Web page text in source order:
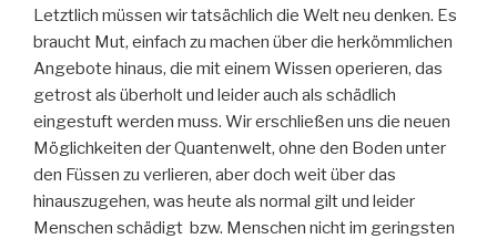
Letztlich müssen wir tatsächlich die Welt neu denken. Es
braucht Mut, einfach zu machen über die herkömmlichen
Angebote hinaus, die mit einem Wissen operieren, das
getrost als überholt und leider auch als schädlich
eingestuft werden muss. Wir erschließen uns die neuen
Möglichkeiten der Quantenwelt, ohne den Boden unter
den Füssen zu verlieren, aber doch weit über das
hinauszugehen, was heute als normal gilt und leider
Menschen schädigt bzw. Menschen nicht im geringsten